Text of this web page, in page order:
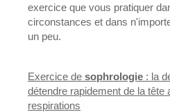
exercice que vous pratiquer
circonstances et dans
un peu.
Exercice de sophrologie : la
détendre rapidement de la tête
respirations